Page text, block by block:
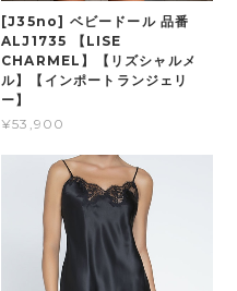
[J35no] ベビードール 品番
ALJ1735 【LISE
CHARMEL】【リズシャルメ
ル】【インポートランジェリ
ー】
¥53,900